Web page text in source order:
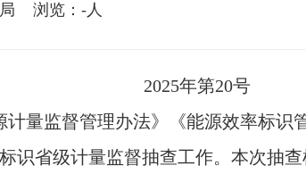
浏览： -人
2025年第20号
量监督管理办法》《能源效率标识
识省级计量监督抽查工作。本次抽